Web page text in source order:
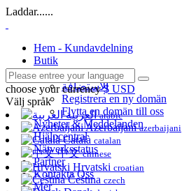
Laddar......
Hem - Kundavdelning
Butik
Visa alla
الاستضافة
Registrera en ny domän
Flytta en domän till oss
Nyheter & Meddelanden
Hjälpcentral
Nätverksstatus
Partner
Kontakta Oss
Mer
choose your currency $ USD
Välj språk
العربيةarabic
Azerbaijaniazerbaijani
Català catalan
中文chinese
Hrvatski croatian
Čeština czech